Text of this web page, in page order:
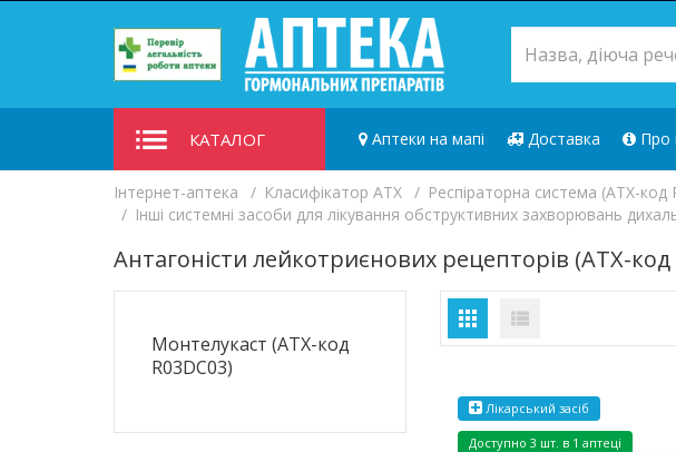
КАТАЛОГ Аптеки на мапі Доставка Про
Iнтернет-аптека Класифікатор ATX Респіраторна система (ATX-код
Інші системні засоби для лікування обструктивних захворювань
Антагоністи лейкотриєнових рецепторів (ATX-код
Монтелукаст (ATX-код
R03DC03)
Лікарський засіб
Доступно 3 шт. в 1 аптеці